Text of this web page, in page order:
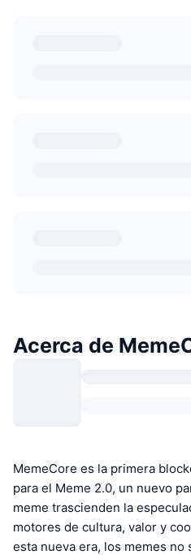
Acerca de
MemeCore es la primera
para el Meme 2.0, un nuevo
meme trascienden la
motores de cultura, valor y
esta nueva era, los memes